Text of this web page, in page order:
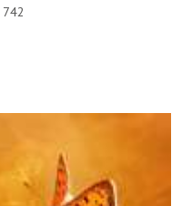
742